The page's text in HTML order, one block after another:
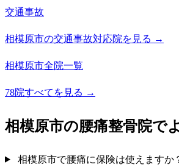
交通事故
相模原市の交通事故対応院を見る →
相模原市全院一覧
78院すべてを見る →
相模原市の腰痛整骨院で
相模原市で腰痛に保険は使えますか